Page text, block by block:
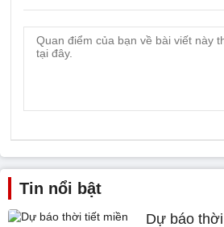
Tin nổi bật
Dự báo